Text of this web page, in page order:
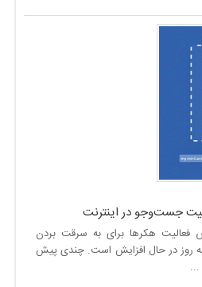
جست‌وجو در اینترنت
فعالیت‌ هکر‌ها برای به سرقت بردن
به روز در حال افزایش است. چندی پیش